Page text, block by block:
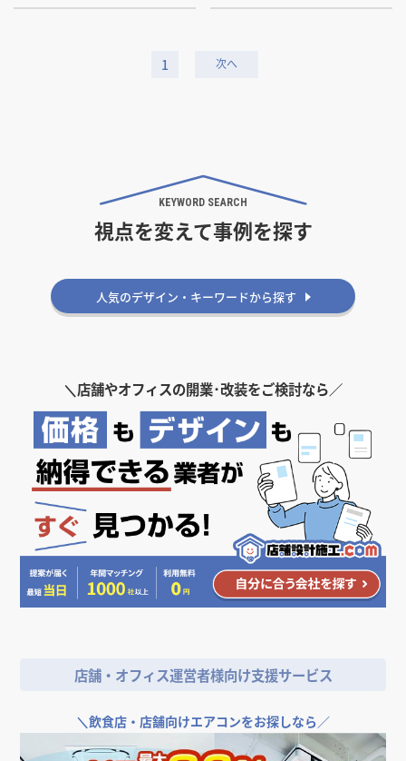
1
KEYWORD SEARCH
視点を変えて事例を探す
こだわりから探す
狭小・コンパクト 個室あり カウンター
自然素材
人気のデザイン・キーワードから探す